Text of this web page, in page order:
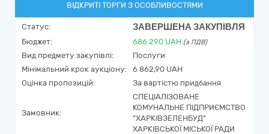
ВІДКРИТІ ТОРГИ З ОСОБЛИВОСТЯМИ
Статус: ЗАВЕРШЕНА ЗАКУПІВЛЯ
Бюджет: 686 290 UAH (з ПДВ)
Вид предмету закупівлі:
Послуги
Мінімальний крок аукціону:
6 862,90 UAH
Оцінка пропозицій:
За вартістю придбання
Замовник:
СПЕЦІАЛІЗОВАНЕ
КОМУНАЛЬНЕ ПІДПРИЄМСТВО
"ХАРКІВЗЕЛЕНБУД"
ХАРКІВСЬКОЇ МІСЬКОЇ РАДИ